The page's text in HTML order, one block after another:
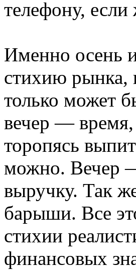
телефону,
Именно осень
стихию рынка,
только может
вечер — время,
торопясь
можно. Вечер
выручку. Так
барыши. Все
стихии
финансовых